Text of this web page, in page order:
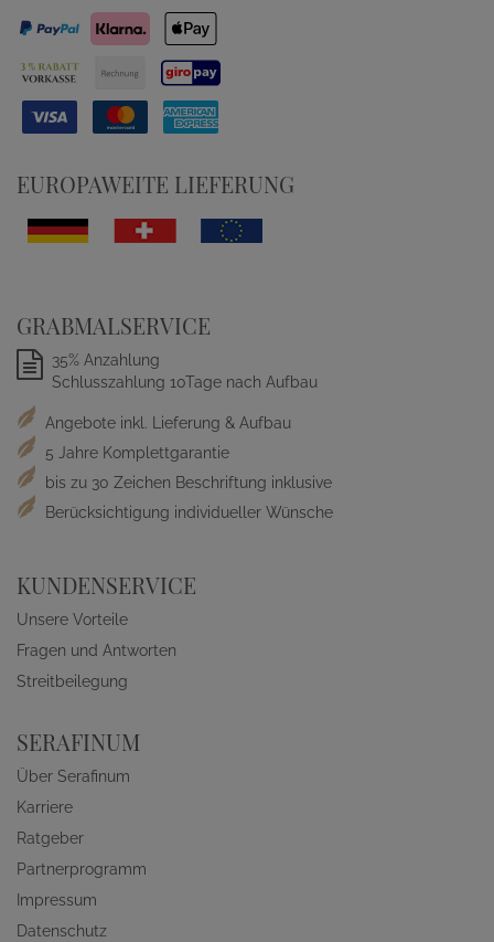
EUROPAWEITE LIEFERUNG
GRABMALSERVICE
35% Anzahlung
Schlusszahlung 10Tage nach Aufbau
Angebote inkl. Lieferung & Aufbau
5 Jahre Komplettgarantie
bis zu 30 Zeichen Beschriftung inklusive
Berücksichtigung individueller Wünsche
KUNDENSERVICE
Unsere Vorteile
Fragen und Antworten
Streitbeilegung
SERAFINUM
Über Serafinum
Karriere
Ratgeber
Partnerprogramm
Impressum
Datenschutz